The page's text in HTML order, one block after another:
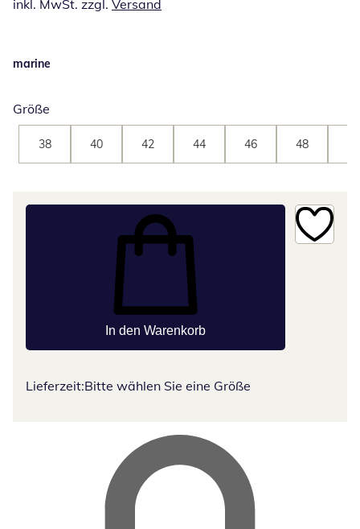
inkl. MwSt. zzgl. Versand
marine
Größe
38 40 42 44 46 48
In den Warenkorb
Lieferzeit:Bitte wählen Sie eine Größe